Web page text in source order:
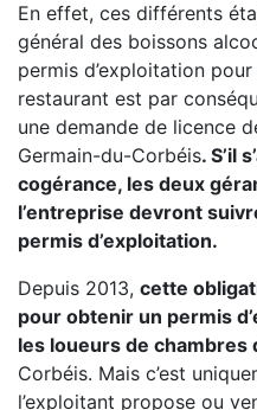
En effet, ces différents
général des boissons
permis d’exploitation
restaurant est par
une demande de licence
Germain-du-Corbéis. S’il
cogérance, les deux
l’entreprise devront
permis d’exploitation.
Depuis 2013, cette
pour obtenir un permis
les loueurs de chambres
Corbéis. Mais c’est
l’exploitant propose ou